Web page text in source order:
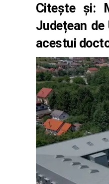
Citește și:
Județean
acestui